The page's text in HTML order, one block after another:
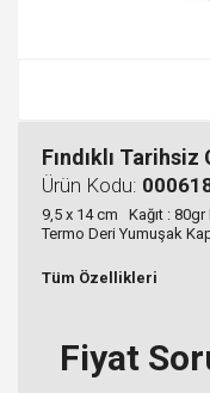
Fındıklı
Ürün Kodu:
9,5 x 14 cm Kağıt : 80gr
Termo Deri Yumuşak
Tüm Özellikleri
Fiyat